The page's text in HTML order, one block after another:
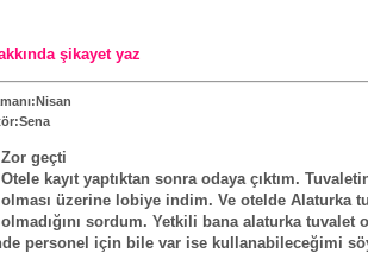
şikayet yaz
Zor geçti
Otele kayıt yaptıktan sonra odaya çıktım.
olması üzerine lobiye indim. Ve otelde Alaturka
olmadığını sordum. Yetkili bana alaturka tuvalet
personel için bile var ise kullanabileceğimi